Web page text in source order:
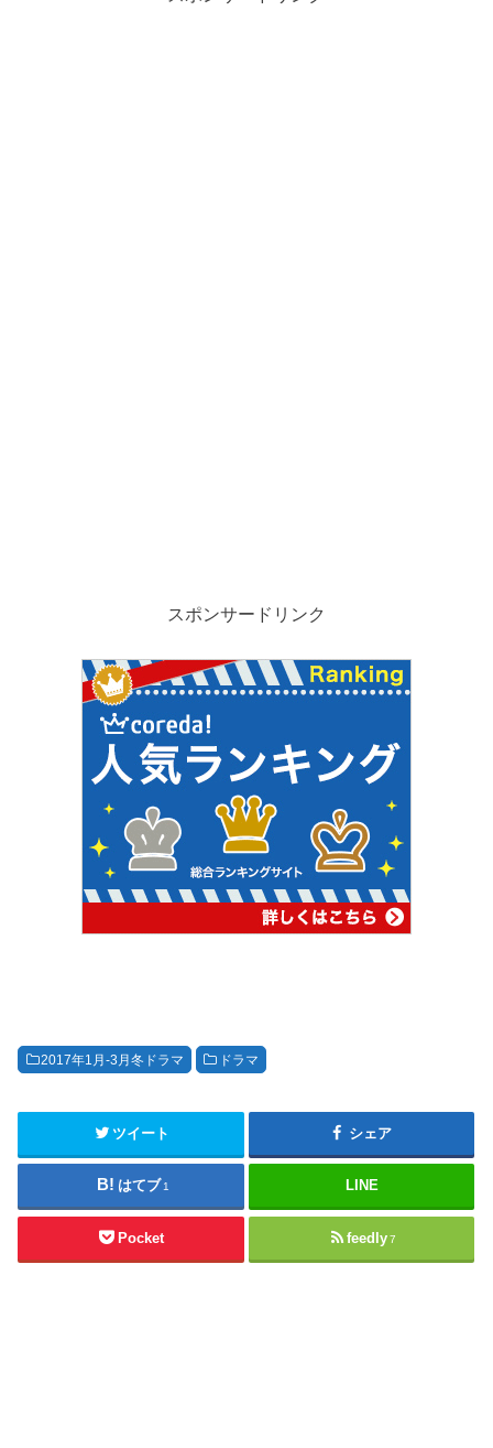
スポンサードリンク
2017年1月-3月冬ドラマ ドラマ
ツイート シェア
はてブ 1 LINE
Pocket feedly 7